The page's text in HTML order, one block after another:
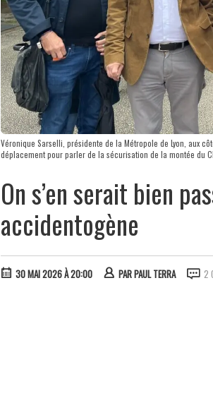
Véronique Sarselli, présidente de la Métropole de Lyon, aux
déplacement pour parler de la sécurisation de la montée du
On s’en serait bien
accidentogène
30 MAI 2026 À 20:00 PARPAUL TERRA 2